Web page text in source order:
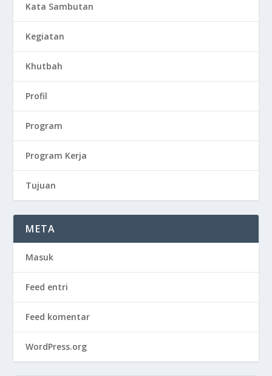
Kata Sambutan
Kegiatan
Khutbah
Profil
Program
Program Kerja
Tujuan
META
Masuk
Feed entri
Feed komentar
WordPress.org